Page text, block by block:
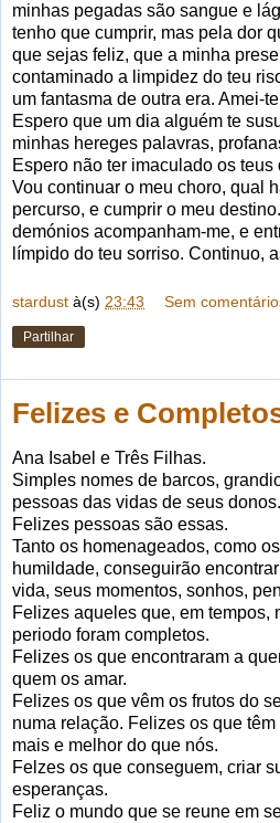
minhas pegadas são sangue e
tenho que cumprir, mas pela dor
que sejas feliz, que a minha
contaminado a limpidez do teu
um fantasma de outra era. Amei-
Espero que um dia alguém te
minhas hereges palavras,
Espero não ter imaculado os
Vou continuar o meu choro, qual
percurso, e cumprir o meu
demónios acompanham-me, e
límpido do teu sorriso. Continuo,
stardust à(s) 23:43 Sem
Partilhar
Felizes e
Ana Isabel e Três Filhas.
Simples nomes de barcos,
pessoas das vidas de seus donos.
Felizes pessoas são essas.
Tanto os homenageados, como
humildade, conseguirão
vida, seus momentos, sonhos,
Felizes aqueles que, em tempos,
periodo foram completos.
Felizes os que encontraram a
quem os amar.
Felizes os que vêm os frutos do
numa relação. Felizes os que
mais e melhor do que nós.
Felzes os que conseguem, criar
esperanças.
Feliz o mundo que se reune em